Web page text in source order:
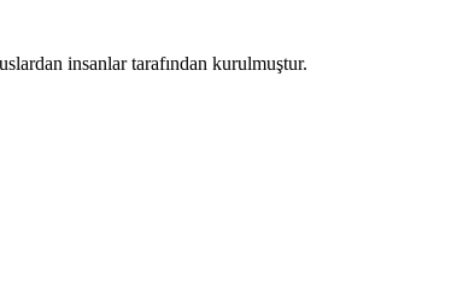
insanlar tarafından kurulmuştur.